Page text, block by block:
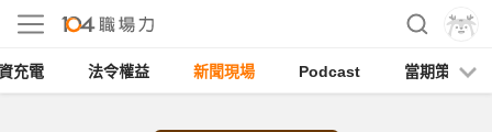
充電 法令權益 新聞現場 Podcast 當期策展